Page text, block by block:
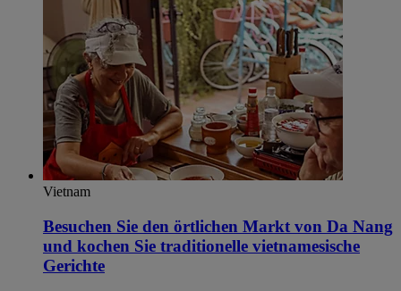
Vietnam
Besuchen Sie den örtlichen Markt von Da Nang
und kochen Sie traditionelle vietnamesische
Gerichte